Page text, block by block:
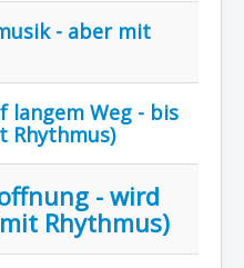
- aber mit
langem Weg - bis
Rhythmus)
- wird
Rhythmus)